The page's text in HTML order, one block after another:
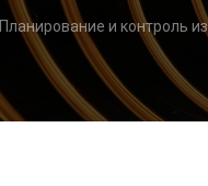
Планирование и контроль